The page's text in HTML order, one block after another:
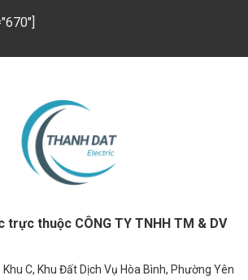
thuộc CÔNG TY TNHH TM & DV
C, Khu Đất Dịch Vụ Hòa Bình, Phường Yên